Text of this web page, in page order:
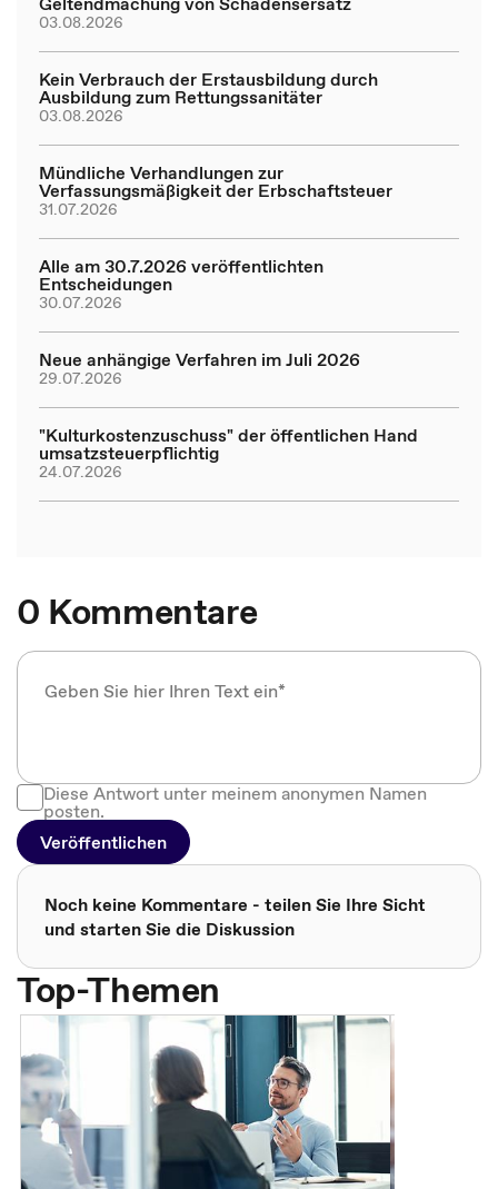
03.08.2026
Kein Verbrauch der Erstausbildung durch
Ausbildung zum Rettungssanitäter
03.08.2026
Mündliche Verhandlungen zur
Verfassungsmäßigkeit der Erbschaftsteuer
31.07.2026
Alle am 30.7.2026 veröffentlichten
Entscheidungen
30.07.2026
Neue anhängige Verfahren im Juli 2026
29.07.2026
"Kulturkostenzuschuss" der öffentlichen Hand
umsatzsteuerpflichtig
24.07.2026
0 Kommentare
Diese Antwort unter meinem anonymen Namen
posten.
Veröffentlichen
Noch keine Kommentare - teilen Sie Ihre Sicht
und starten Sie die Diskussion
Top-Themen